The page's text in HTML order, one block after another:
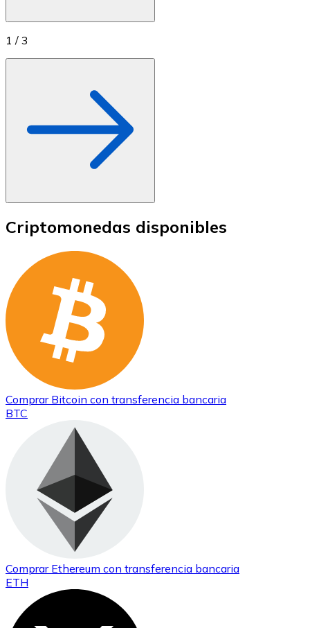
1 / 3
Criptomonedas disponibles
Comprar Bitcoin con transferencia bancaria
BTC
Comprar Ethereum con transferencia bancaria
ETH